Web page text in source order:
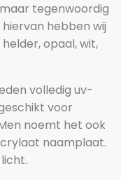
tegenwoordig
hebben wij
opaal, wit,
volledig uv-
voor
noemt het ook
naamplaat.